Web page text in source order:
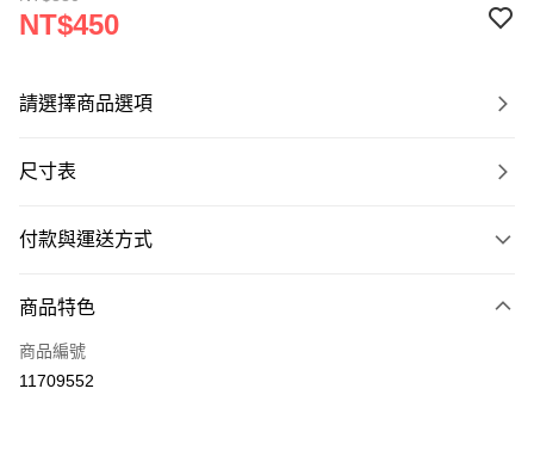
NT$450
請選擇商品選項
尺寸表
付款與運送方式
信用卡一次付款
運送方式
商品特色
商品編號
11709552